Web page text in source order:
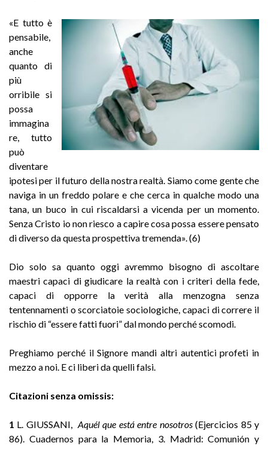
«E tutto è
pensabile,
anche
quanto di
più
orribile si
possa
immagina
re, tutto
può
diventare
ipotesi per il futuro della nostra realtà. Siamo come gente che
naviga in un freddo polare e che cerca in qualche modo una
tana, un buco in cui riscaldarsi a vicenda per un momento.
Senza Cristo io non riesco a capire cosa possa essere pensato
di diverso da questa prospettiva tremenda». (6)
Dio solo sa quanto oggi avremmo bisogno di ascoltare
maestri capaci di giudicare la realtà con i criteri della fede,
capaci di opporre la verità alla menzogna senza
tentennamenti o scorciatoie sociologiche, capaci di correre il
rischio di “essere fatti fuori” dal mondo perché scomodi.
Preghiamo perché il Signore mandi altri autentici profeti in
mezzo a noi. E ci liberi da quelli falsi.
Citazioni senza omissis:
1 L. GIUSSANI, Aquél que está entre nosotros(Ejercicios 85 y
86). Cuadernos para la Memoria, 3. Madrid: Comunión y